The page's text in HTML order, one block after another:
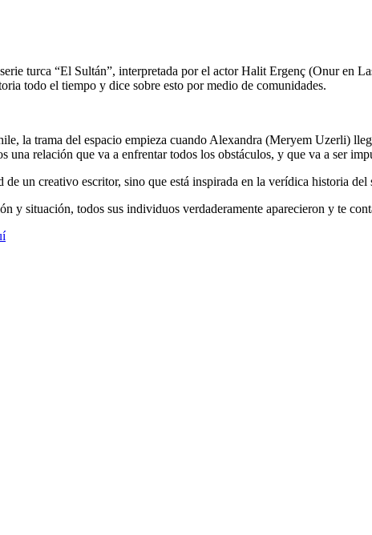
turca “El Sultán”, interpretada por el actor Halit Ergenç (Onur en
todo el tiempo y dice sobre esto por medio de comunidades.
la trama del espacio empieza cuando Alexandra (Meryem Uzerli)
una relación que va a enfrentar todos los obstáculos, y que va a ser
de un creativo escritor, sino que está inspirada en la verídica historia
y situación, todos sus individuos verdaderamente aparecieron y te